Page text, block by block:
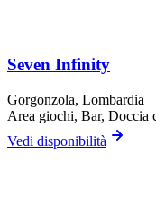
Seven Infinity
Gorgonzola, Lombardia
Area giochi, Bar, Doccia
Vedi disponibilità